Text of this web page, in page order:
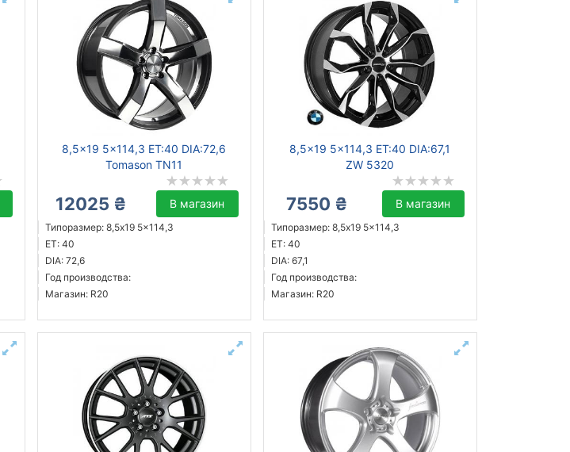
8,5x19 5x114,3 ET:40 DIA:72,6
Tomason TN11
12025 ₴ В магазин
Типоразмер: 8,5x19 5x114,3
ET: 40
DIA: 72,6
Год производства:
Магазин: R20
8,5x19 5x114,3 ET:40 DIA:67,1
ZW 5320
7550 ₴ В магазин
Типоразмер: 8,5x19 5x114,3
ET: 40
DIA: 67,1
Год производства:
Магазин: R20